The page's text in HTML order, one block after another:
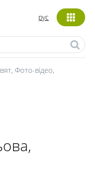
рус
, Фото-відео,